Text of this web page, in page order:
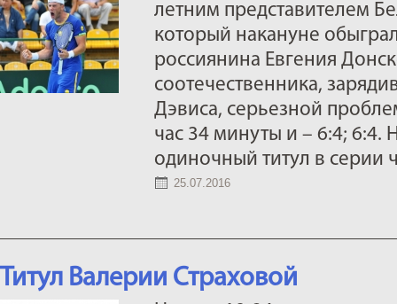
летним представителем
который накануне
россиянина Евгения
соотечественника,
Дэвиса, серьезной
час 34 минуты и – 6:4; 6:4.
одиночный титул в серии
25.07.2016
Титул Валерии Страховой